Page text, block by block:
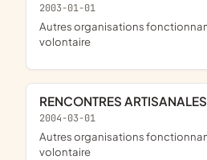
2003-01-01
Autres organisations fonctionnant par adhésion
volontaire
RENCONTRES ARTISANALES
2004-03-01
Autres organisations fonctionnant par adhésion
volontaire